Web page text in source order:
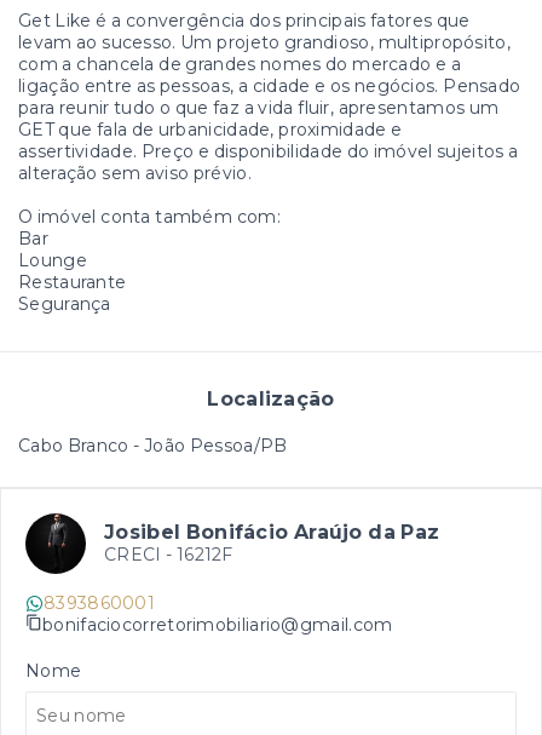
Get Like é a convergência dos principais fatores que
levam ao sucesso. Um projeto grandioso, multipropósito,
com a chancela de grandes nomes do mercado e a
ligação entre as pessoas, a cidade e os negócios. Pensado
para reunir tudo o que faz a vida fluir, apresentamos um
GET que fala de urbanicidade, proximidade e
assertividade. Preço e disponibilidade do imóvel sujeitos a
alteração sem aviso prévio.
O imóvel conta também com:
Bar
Lounge
Restaurante
Segurança
Localização
Cabo Branco - João Pessoa/PB
Josibel Bonifácio Araújo da Paz
CRECI - 16212F
8393860001
bonifaciocorretorimobiliario@gmail.com
Nome